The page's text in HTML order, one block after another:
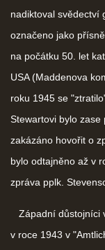
nadiktoval svědectví
označeno jako
na počátku 50. let
USA (Maddenova
roku 1945 se
Stewartovi bylo
zakázáno hovořit o
bylo odtajněno až v
zpráva pplk.
Západní důstojníci
v roce 1943 v